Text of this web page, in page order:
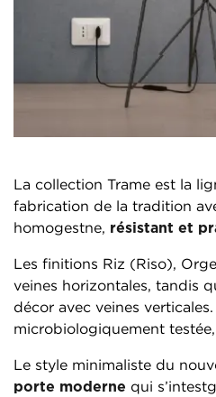
La collection Trame est la
fabrication de la tradition
homogestne, résistant et
Les finitions Riz (Riso),
veines horizontales, tandis
décor avec veines
microbiologiquement
Le style minimaliste du
porte moderne qui